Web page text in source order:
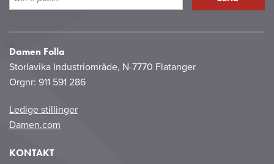
Damen Folla
Storlavika Industriområde, N-7770 Flatanger
Orgnr: 911 591 286
Ledige stillinger
Damen.com
KONTAKT